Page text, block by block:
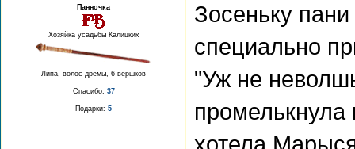
Панночка
Хозяйка усадьбы Калицких
Липа, волос дрёмы, 6 вершков
Спасибо: 37
Подарки: 5
Зосеньку
специально
"Уж не
промелькнула